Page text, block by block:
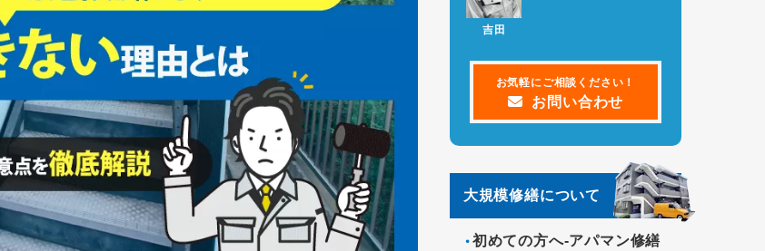
2022.09.08
お知らせ
ホームページをリニューア
ルしました。
吉田
お気軽にご相談ください！
お問い合わせ
大規模修繕について
初めての方へ-アパマン修繕